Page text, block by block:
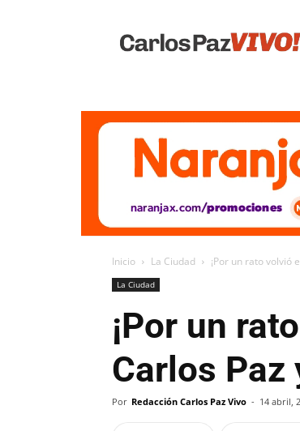
Vivo
Inicio La Ciudad ¡Por un rato volvió
La Ciudad
¡Por un
Carlos Paz
Por Redacción Carlos Paz Vivo - 14 abril,